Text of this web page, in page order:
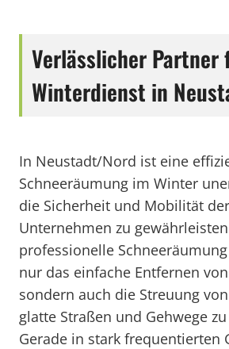
Verlässlicher Partner
Winterdienst in
In Neustadt/Nord ist eine
Schneeräumung im Winter
die Sicherheit und Mobilität
Unternehmen zu
professionelle
nur das einfache Entfernen
sondern auch die Streuung
glatte Straßen und Gehwege
Gerade in stark frequentierten